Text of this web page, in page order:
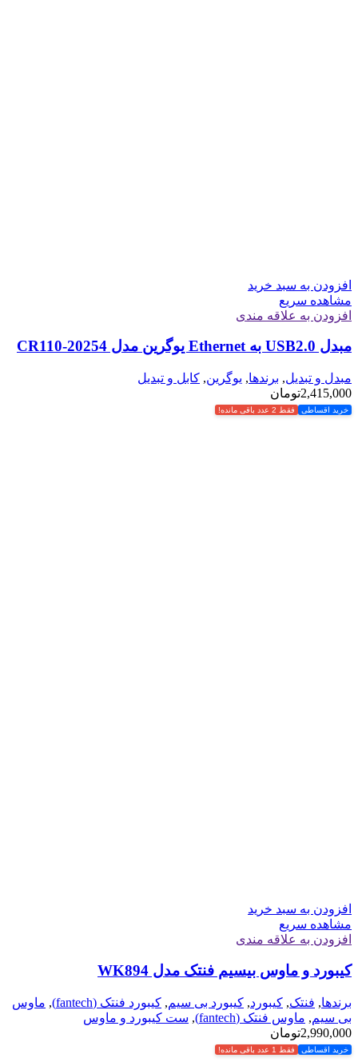
افزودن به سبد خرید
مشاهده سریع
افزودن به علاقه مندی
مبدل USB2.0 به Ethernet یوگرین مدل CR110-20254
مبدل و تبدیل, برندها, یوگرین, کابل و تبدیل
2,415,000تومان
خرید اقساطی فقط 2 عدد باقی مانده!
افزودن به سبد خرید
مشاهده سریع
افزودن به علاقه مندی
کیبورد و ماوس بیسیم فنتک مدل WK894
برندها, فنتک, کیبورد, کیبورد بی سیم, کیبورد فنتک (fantech) , ماوس
بی سیم, ماوس فنتک (fantech) , ست کیبورد و ماوس
2,990,000تومان
خرید اقساطی فقط 1 عدد باقی مانده!